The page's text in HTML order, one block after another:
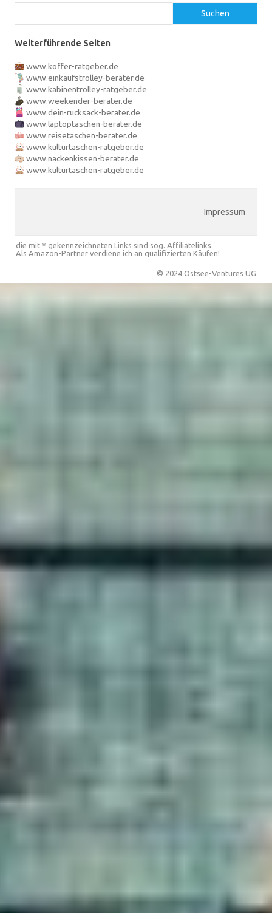
Suchen
Weiterführende Seiten
www.koffer-ratgeber.de
www.einkaufstrolley-berater.de
www.kabinentrolley-ratgeber.de
www.weekender-berater.de
www.dein-rucksack-berater.de
www.laptoptaschen-berater.de
www.reisetaschen-berater.de
www.kulturtaschen-ratgeber.de
www.nackenkissen-berater.de
www.kulturtaschen-ratgeber.de
Impressum
die mit * gekennzeichneten Links sind sog. Affiliatelinks.
Als Amazon-Partner verdiene ich an qualifizierten Käufen!
© 2024 Ostsee-Ventures UG